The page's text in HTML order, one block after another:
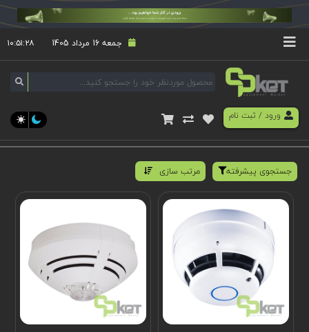
جمعه 16 مرداد 1405 ۱۰:۵۱:۲۸
ورود/ ثبت نام
جستجوی پیشرفته مرتب سازی